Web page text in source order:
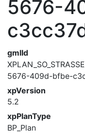
5676-
gmlId
5676-409d-bfbe-
xpVersion
5.2
xpPlanType
BP_Plan